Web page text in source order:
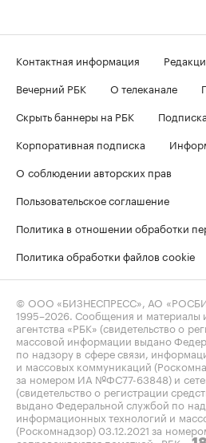
Контактная информация
Вечерний РБК
О телеканале
Скрыть баннеры на РБК
Корпоративная подписка
О соблюдении авторских прав
Пользовательское соглашение
Политика в отношении обработки
Политика обработки файлов cookie
© ООО «БИЗНЕСПРЕСС», АО
1995–2026 . Сообщения и
агентства «РБК» (свидетельство о
массовой информации выдано
по надзору в сфере связи,
и массовых коммуникаций
за номером ИА №ФС77-63848) и
(свидетельство о регистрации
выдано Федеральной службой по
информационных технологий и
(Роскомнадзор) 03.12.2021 за